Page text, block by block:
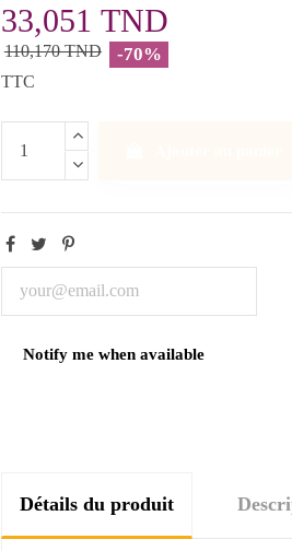
33,051 TND
110,170 TND -70%
TTC
Détails du produit